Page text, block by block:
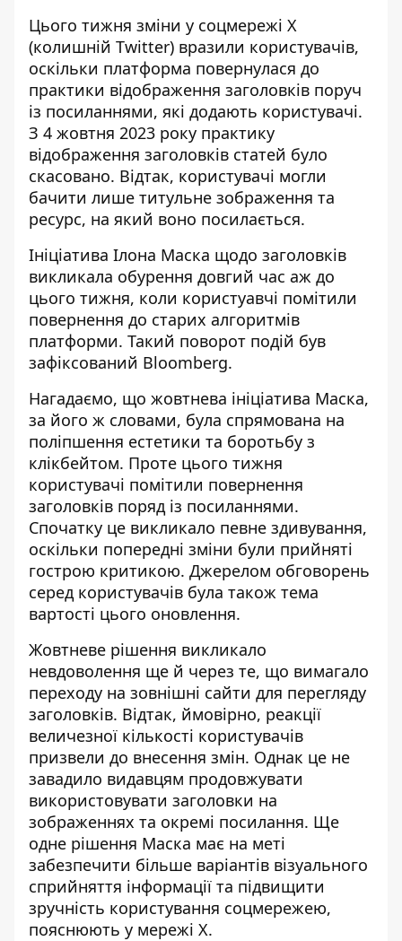
Цього тижня зміни у соцмережі X
(колишній Twitter) вразили користувачів,
оскільки платформа повернулася до
практики відображення заголовків поруч
із посиланнями, які додають користувачі.
З 4 жовтня 2023 року практику
відображення заголовків статей було
скасовано. Відтак, користувачі могли
бачити лише титульне зображення та
ресурс, на який воно посилається.
Ініціатива Ілона Маска щодо заголовків
викликала обурення довгий час аж до
цього тижня, коли користуавчі помітили
повернення до старих алгоритмів
платформи. Такий поворот подій був
зафіксований Bloomberg.
Нагадаємо, що жовтнева ініціатива Маска,
за його ж словами, була спрямована на
поліпшення естетики та боротьбу з
клікбейтом. Проте цього тижня
користувачі помітили повернення
заголовків поряд із посиланнями.
Спочатку це викликало певне здивування,
оскільки попередні зміни були прийняті
гострою критикою. Джерелом обговорень
серед користувачів була також тема
вартості цього оновлення.
Жовтневе рішення викликало
невдоволення ще й через те, що вимагало
переходу на зовнішні сайти для перегляду
заголовків. Відтак, ймовірно, реакції
величезної кількості користувачів
призвели до внесення змін. Однак це не
завадило видавцям продовжувати
використовувати заголовки на
зображеннях та окремі посилання. Ще
одне рішення Маска має на меті
забезпечити більше варіантів візуального
сприйняття інформації та підвищити
зручність користування соцмережею,
пояснюють у мережі Х.